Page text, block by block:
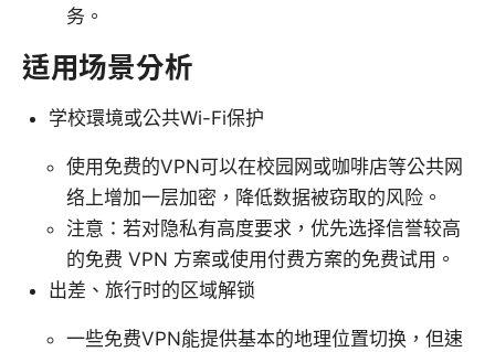
务。
适用场景分析
学校環境或公共Wi-Fi保护
使用免费的VPN可以在校园网或咖啡店等公共网
络上增加一层加密，降低数据被窃取的风险。
注意：若对隐私有高度要求，优先选择信誉较高
的免费 VPN 方案或使用付费方案的免费试用。
出差、旅行时的区域解锁
一些免费VPN能提供基本的地理位置切换，但速